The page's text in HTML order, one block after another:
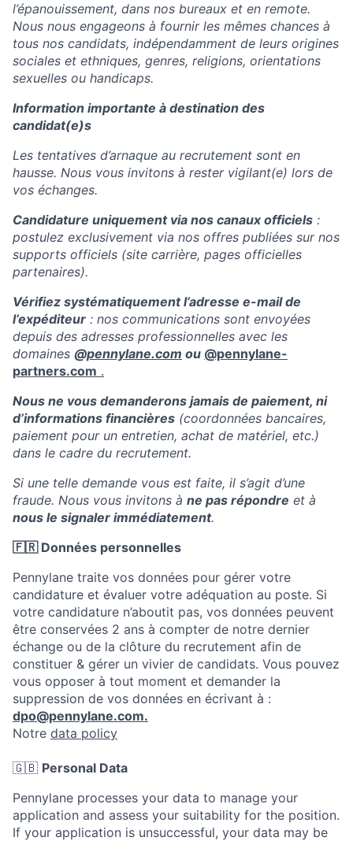
l’épanouissement, dans nos bureaux et en remote.
Nous nous engageons à fournir les mêmes chances à
tous nos candidats, indépendamment de leurs origines
sociales et ethniques, genres, religions, orientations
sexuelles ou handicaps.
Information importante à destination des
candidat(e)s
Les tentatives d’arnaque au recrutement sont en
hausse. Nous vous invitons à rester vigilant(e) lors de
vos échanges.
Candidature uniquement via nos canaux officiels :
postulez exclusivement via nos offres publiées sur nos
supports officiels (site carrière, pages officielles
partenaires).
Vérifiez systématiquement l’adresse e-mail de
l’expéditeur : nos communications sont envoyées
depuis des adresses professionnelles avec les
domaines @pennylane.com ou @pennylane-
partners.com .
Nous ne vous demanderons jamais de paiement, ni
d’informations financières (coordonnées bancaires,
paiement pour un entretien, achat de matériel, etc.)
dans le cadre du recrutement.
Si une telle demande vous est faite, il s’agit d’une
fraude. Nous vous invitons à ne pas répondre et à
nous le signaler immédiatement.
🇫🇷 Données personnelles
Pennylane traite vos données pour gérer votre
candidature et évaluer votre adéquation au poste. Si
votre candidature n’aboutit pas, vos données peuvent
être conservées 2 ans à compter de notre dernier
échange ou de la clôture du recrutement afin de
constituer & gérer un vivier de candidats. Vous pouvez
vous opposer à tout moment et demander la
suppression de vos données en écrivant à :
dpo@pennylane.com.
Notre data policy
🇬🇧 Personal Data
Pennylane processes your data to manage your
application and assess your suitability for the position.
If your application is unsuccessful, your data may be